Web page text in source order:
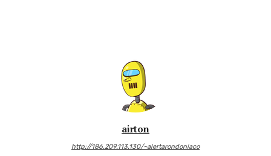
airton
http://186.209.113.130/~alertarondoniaco